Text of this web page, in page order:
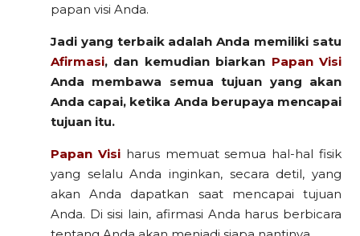
papan visi Anda.
Jadi yang terbaik adalah Anda memiliki satu
Afirmasi, dan kemudian biarkan Papan Visi
Anda membawa semua tujuan yang akan
Anda capai, ketika Anda berupaya mencapai
tujuan itu.
Papan Visiharus memuat semua hal-hal fisik
yang selalu Anda inginkan, secara detil, yang
akan Anda dapatkan saat mencapai tujuan
Anda. Di sisi lain, afirmasi Anda harus berbicara